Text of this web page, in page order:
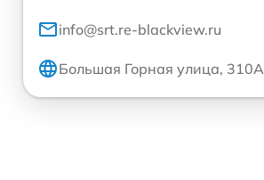
info@srt.re-blackview.ru
Большая Горная улица, 310А